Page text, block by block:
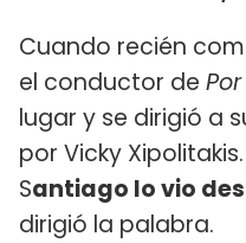
Cuando recién
el conductor de
lugar y se dirigió a
por Vicky
Santiago lo vio
dirigió la palabra.